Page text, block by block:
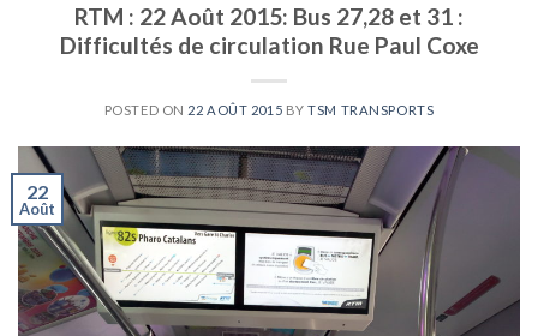
RTM : 22 Août 2015: Bus 27,28 et 31 :
Difficultés de circulation Rue Paul Coxe
POSTED ON 22 AOÛT 2015 BYTSM TRANSPORTS
22
Août